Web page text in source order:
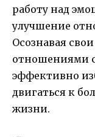
работу над
улучшение
Осознавая
отношениями
эффективно
двигаться к
жизни.